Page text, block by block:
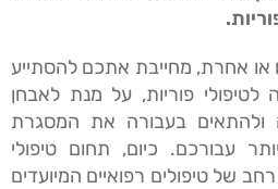
או אחרת, מחייבת אתכם להסתייע
לטיפולי פוריות, על מנת לאבחן
ולהתאים בעבורה את המסגרת
עבורכם. כיום, תחום טיפולי
של טיפולים רפואיים המיועדים